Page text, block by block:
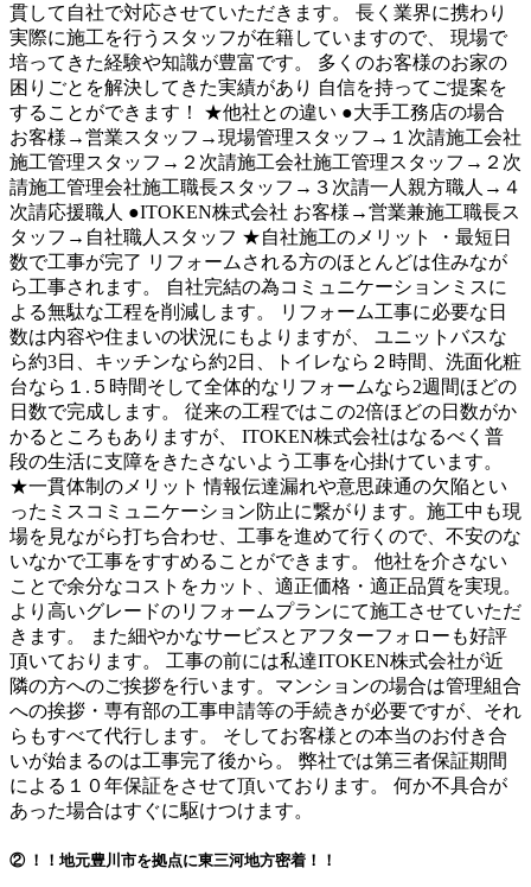
貫して自社で対応させていただきます。 長く業界に携わり
実際に施工を行うスタッフが在籍していますので、 現場で
培ってきた経験や知識が豊富です。 多くのお客様のお家の
困りごとを解決してきた実績があり 自信を持ってご提案を
することができます！ ★他社との違い ●大手工務店の場合
お客様→営業スタッフ→現場管理スタッフ→１次請施工会社
施工管理スタッフ→２次請施工会社施工管理スタッフ→２次
請施工管理会社施工職長スタッフ→３次請一人親方職人→４
次請応援職人 ●ITOKEN株式会社 お客様→営業兼施工職長ス
タッフ→自社職人スタッフ ★自社施工のメリット ・最短日
数で工事が完了 リフォームされる方のほとんどは住みなが
ら工事されます。 自社完結の為コミュニケーションミスに
よる無駄な工程を削減します。 リフォーム工事に必要な日
数は内容や住まいの状況にもよりますが、 ユニットバスな
ら約3日、キッチンなら約2日、トイレなら２時間、洗面化粧
台なら１.５時間そして全体的なリフォームなら2週間ほどの
日数で完成します。 従来の工程ではこの2倍ほどの日数がか
かるところもありますが、 ITOKEN株式会社はなるべく普
段の生活に支障をきたさないよう工事を心掛けています。
★一貫体制のメリット 情報伝達漏れや意思疎通の欠陥とい
ったミスコミュニケーション防止に繋がります。施工中も現
場を見ながら打ち合わせ、工事を進めて行くので、不安のな
いなかで工事をすすめることができます。 他社を介さない
ことで余分なコストをカット、適正価格・適正品質を実現。
より高いグレードのリフォームプランにて施工させていただ
きます。 また細やかなサービスとアフターフォローも好評
頂いております。 工事の前には私達ITOKEN株式会社が近
隣の方へのご挨拶を行います。マンションの場合は管理組合
への挨拶・専有部の工事申請等の手続きが必要ですが、それ
らもすべて代行します。 そしてお客様との本当のお付き合
いが始まるのは工事完了後から。 弊社では第三者保証期間
による１０年保証をさせて頂いております。 何か不具合が
あった場合はすぐに駆けつけます。
② ！！地元豊川市を拠点に東三河地方密着！！